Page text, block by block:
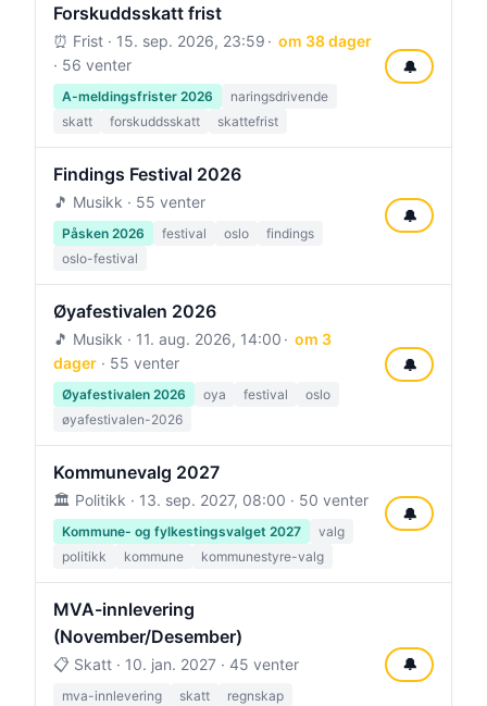
Forskuddsskatt frist
⏰ Frist · 15. sep. 2026, 23:59
om 38 dager
· 56 venter
A-meldingsfrister 2026
naringsdrivende
skatt
forskuddsskatt skattefrist
🔔
Findings Festival 2026
🎵 Musikk · 55 venter
Påsken 2026 festival oslo
findings
oslo-festival
🔔
Øyafestivalen 2026
🎵 Musikk · 11. aug. 2026, 14:00
om 3
dager · 55 venter
Øyafestivalen 2026 oya festival
oslo
øyafestivalen-2026
🔔
Kommunevalg 2027
🏛️ Politikk · 13. sep. 2027, 08:00 · 50 venter
Kommune- og fylkestingsvalget 2027
valg
politikk
kommune kommunestyre-valg
🔔
MVA-innlevering
(November/Desember)
📋 Skatt · 10. jan. 2027 · 45 venter
mva-innlevering skatt
regnskap
🔔